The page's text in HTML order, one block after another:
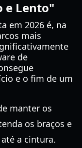
e Lento"
em 2026 é, na
mais
de
e o fim de um
manter os
os braços e
a cintura.